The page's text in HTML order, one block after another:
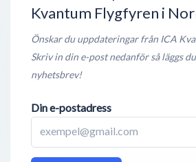
Kvantum Flygfyren i
Önskar du uppdateringar från ICA
Skriv in din e-post nedanför så läggs
nyhetsbrev!
Din e-postadress